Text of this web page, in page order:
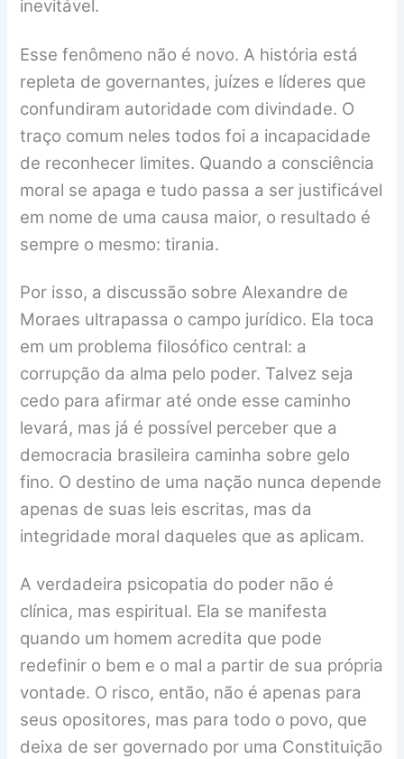
inevitável.
Esse fenômeno não é novo. A história está
repleta de governantes, juízes e líderes que
confundiram autoridade com divindade. O
traço comum neles todos foi a incapacidade
de reconhecer limites. Quando a consciência
moral se apaga e tudo passa a ser justificável
em nome de uma causa maior, o resultado é
sempre o mesmo: tirania.
Por isso, a discussão sobre Alexandre de
Moraes ultrapassa o campo jurídico. Ela toca
em um problema filosófico central: a
corrupção da alma pelo poder. Talvez seja
cedo para afirmar até onde esse caminho
levará, mas já é possível perceber que a
democracia brasileira caminha sobre gelo
fino. O destino de uma nação nunca depende
apenas de suas leis escritas, mas da
integridade moral daqueles que as aplicam.
A verdadeira psicopatia do poder não é
clínica, mas espiritual. Ela se manifesta
quando um homem acredita que pode
redefinir o bem e o mal a partir de sua própria
vontade. O risco, então, não é apenas para
seus opositores, mas para todo o povo, que
deixa de ser governado por uma Constituição